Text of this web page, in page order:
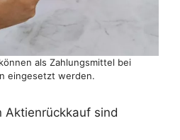
als Zahlungsmittel bei
eingesetzt werden.
Aktienrückkauf sind